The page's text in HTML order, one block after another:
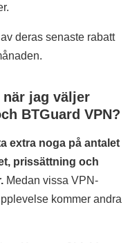
deras senaste rabatt
när jag väljer
BTGuard VPN?
extra noga på antalet
prissättning och
Medan vissa VPN-
kommer andra